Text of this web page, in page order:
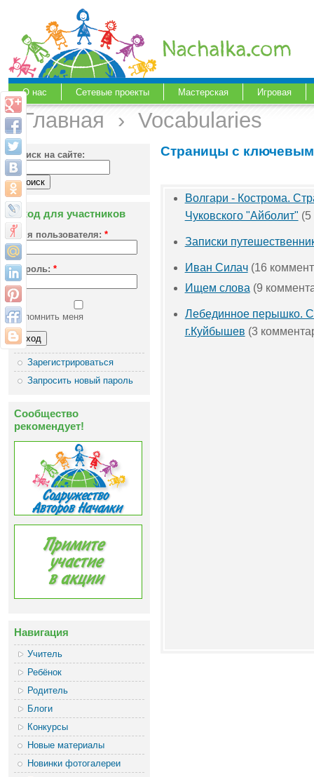
О нас Сетевые проекты Мастерская Игровая
Главная › Vocabularies
Поиск на сайте:
Вход для участников
Имя пользователя: *
Пароль: *
Запомнить меня
Зарегистрироваться
Запросить новый пароль
Сообщество
рекомендует!
Навигация
Учитель
Ребёнок
Родитель
Блоги
Конкурсы
Новые материалы
Новинки фотогалереи
Страницы с
Волгари - Кострома.
Чуковского "Айболит" (5
Записки
Иван Силач(16
Ищем слова (9
Лебединное перышко.
г.Куйбышев (3